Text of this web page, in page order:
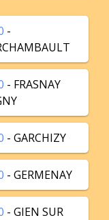
-
- FRASNAY
- GARCHIZY
- GERMENAY
- GIEN SUR